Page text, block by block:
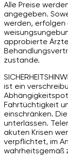
Alle Preise
angegeben.
werden, erfolgen
approbierte
zustande.
ist ein
Fahrtüchtigkeit
einschränken.
unterlassen.
akuten Krisen
verpflichtet, im
wahrheitsgemäß